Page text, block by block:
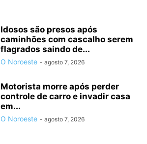
Idosos são presos após
caminhões com cascalho serem
flagrados saindo de...
O Noroeste - agosto 7, 2026
Motorista morre após perder
controle de carro e invadir casa
em...
O Noroeste - agosto 7, 2026